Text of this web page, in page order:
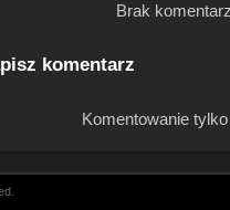
Brak
komentarz
Komentowanie